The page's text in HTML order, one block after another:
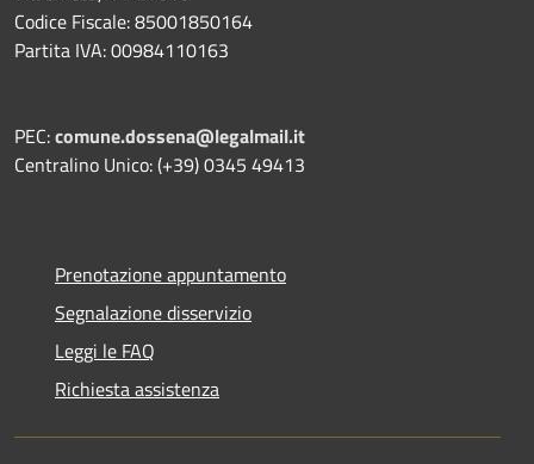
Codice Fiscale: 85001850164
Partita IVA: 00984110163
PEC:comune.dossena@legalmail.it
Centralino Unico: (+39) 0345 49413
Prenotazione appuntamento
Segnalazione disservizio
Leggi le FAQ
Richiesta assistenza